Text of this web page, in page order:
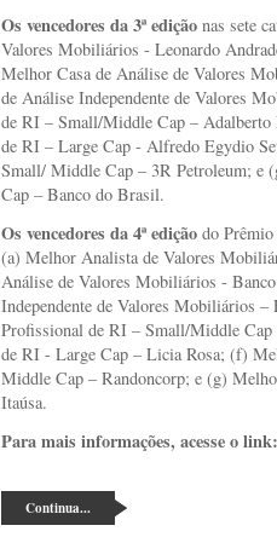
Os vencedores da 3ª edição nas sete
Valores Mobiliários - Leonardo
Melhor Casa de Análise de Valores
de Análise Independente de Valores
de RI – Small/Middle Cap –
de RI – Large Cap - Alfredo Egydio
Small/ Middle Cap – 3R Petroleum; e
Cap – Banco do Brasil.
Os vencedores da 4ª edição do
(a) Melhor Analista de Valores
Análise de Valores Mobiliários -
Independente de Valores Mobiliários
Profissional de RI – Small/Middle
de RI - Large Cap – Licia Rosa; (f)
Middle Cap – Randoncorp; e (g)
Itaúsa.
Para mais informações, acesse o link:
Continua...